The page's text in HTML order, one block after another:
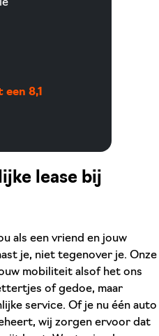
lease bij
als een vriend en jouw
je, niet tegenover je. Onze
mobiliteit alsof het ons
of gedoe, maar
service. Of je nu één auto
wij zorgen ervoor dat
8,1